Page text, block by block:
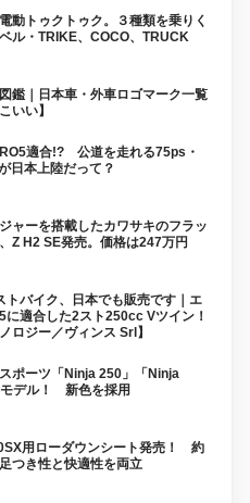
動トゥクトゥク。３種類を乗りく
ル・TRIKE、COCO、TRUCK
鑑｜日本車・外車ロゴマーク一覧
いい】
適合!? 公道を走れる75ps・
日本上陸だって？
ャーを搭載したカワサキのフラッ
Z H2 SE発売。価格は247万円
トバイク、日本でも販売です｜エ
に適合した2スト250cc Vツイン！
ロジー／ヴィンス Srl】
ポーツ「Ninja 250」「Ninja
デル！ 新色を採用
用ローダウンシート発売！ 約
つき性と快適性を両立